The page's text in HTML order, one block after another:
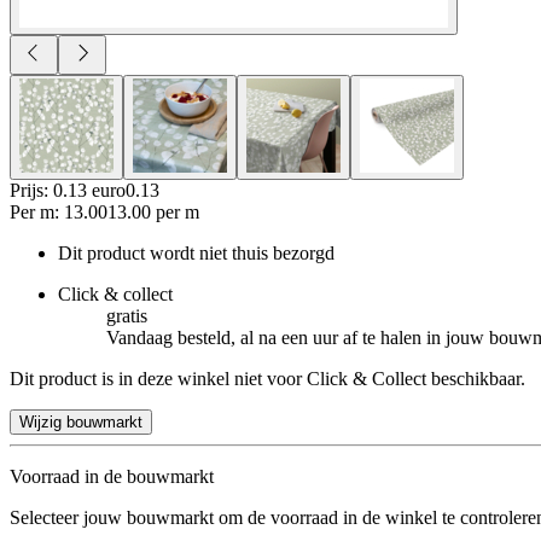
Prijs: 0.13 euro0.13
Per m: 13.0013.00 per m
Dit product wordt niet thuis bezorgd
Click & collect
gratis
Vandaag besteld, al na een uur af te halen in jouw
Dit product is in deze winkel niet voor Click & Collect beschikbaar.
Wijzig bouwmarkt
Voorraad in de bouwmarkt
Selecteer jouw bouwmarkt om de voorraad in de winkel te